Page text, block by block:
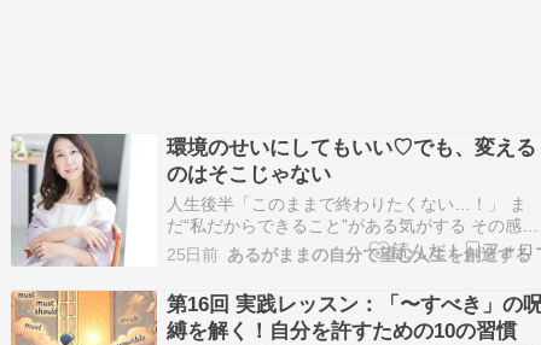
環境のせいにしてもいい♡でも、変える
のはそこじゃない
人生後半「このままで終わりたくない…！」 ま
だ“私だからできること”がある気がする その感覚
は魂からのサイン 足りない何かを埋めようとし
も答えを探しに行っても どこか満たされなかっ
のは “魂が望む生き方”をまだ生きれてないから
う無理に頑張らなくていい“あなただけの答え”…
25日前 あるがままの自分で望む人生を創造する
第16回 実践レッスン：「〜すべき」の
縛を解く！自分を許すための10の習慣